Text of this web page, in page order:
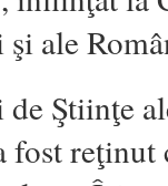
ale
Ştiinţe
reţinut